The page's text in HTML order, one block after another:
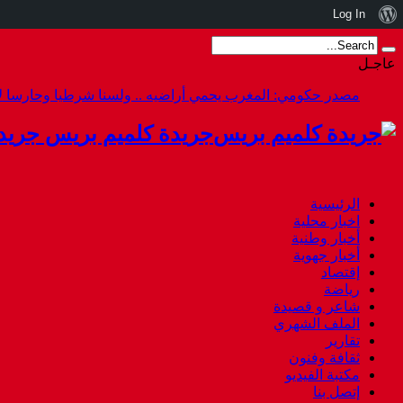
عاجـل
أزمة سبتة هل استقال أخنوش أم هرب
جريدة كلميم بريس
الرئيسية
اخبار محلية
أخبار وطنية
أخبار جهوية
إقتصاد
رياضة
شاعر و قصيدة
الملف الشهري
تقارير
ثقافة وفنون
مكتبة الفيديو
إتصل بنا
نبذة
عن
ووردبريس
Log In